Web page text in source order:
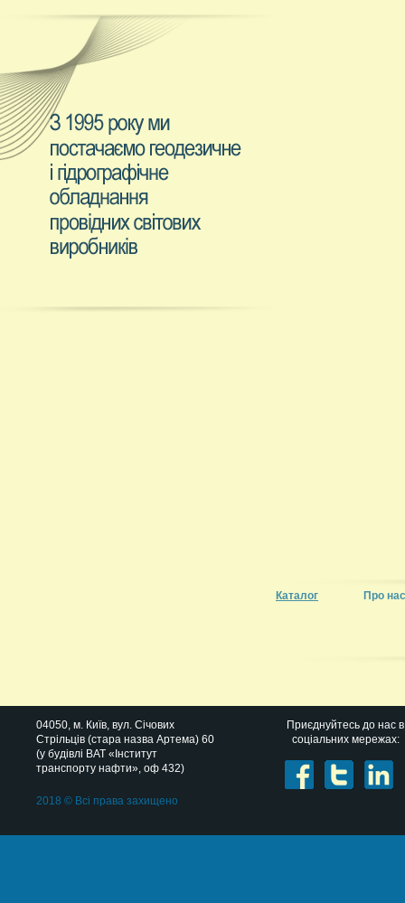
Каталог Про нас
04050, м. Київ, вул. Січових
Стрільців (стара назва Артема) 60
(у будівлі ВАТ «Інститут
транспорту нафти», оф 432)
2018 © Всі права захищено
Приєднуйтесь до нас в
соціальних мережах: